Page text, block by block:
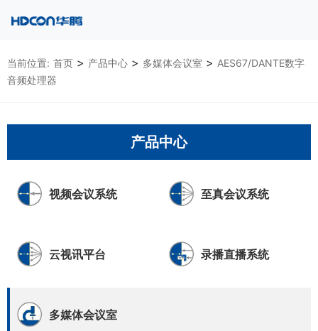
当前位置: 首页 > 产品中心 > 多媒体会议室 > AES67/DANTE数字
音频处理器
产品中心
视频会议系统 至真会议系统
云视讯平台 录播直播系统
多媒体会议室